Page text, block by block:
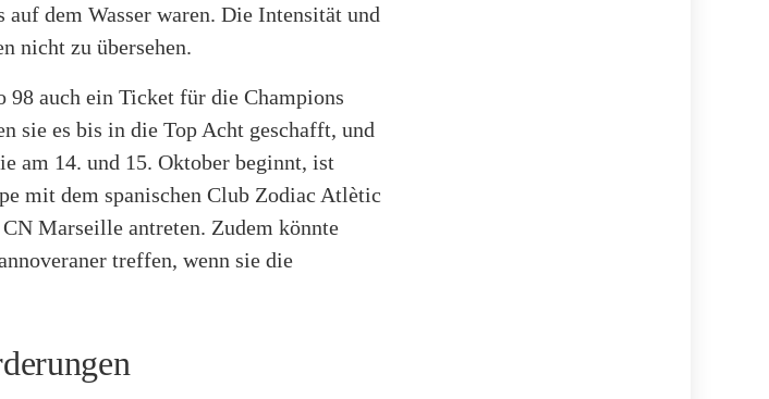
dem Wasser waren. Die Intensität und
nicht zu übersehen.
auch ein Ticket für die Champions
sie es bis in die Top Acht geschafft, und
am 14. und 15. Oktober beginnt, ist
mit dem spanischen Club Zodiac Atlètic
Marseille antreten. Zudem könnte
treffen, wenn sie die